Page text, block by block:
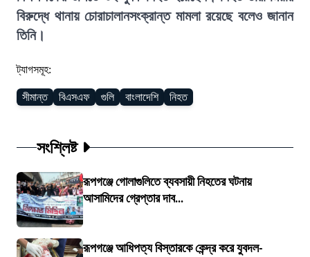
বিরুদ্ধে থানায় চোরাচালানসংক্রান্ত মামলা রয়েছে বলেও জানান
তিনি।
ট্যাগসমূহ:
সীমান্ত বিএসএফ গুলি বাংলাদেশি নিহত
সংশ্লিষ্ট
রূপগঞ্জে গোলাগুলিতে ব্যবসায়ী নিহতের ঘটনায়
আসামিদের গ্রেপ্তার দাব...
রূপগঞ্জে আধিপত্য বিস্তারকে কেন্দ্র করে যুবদল-